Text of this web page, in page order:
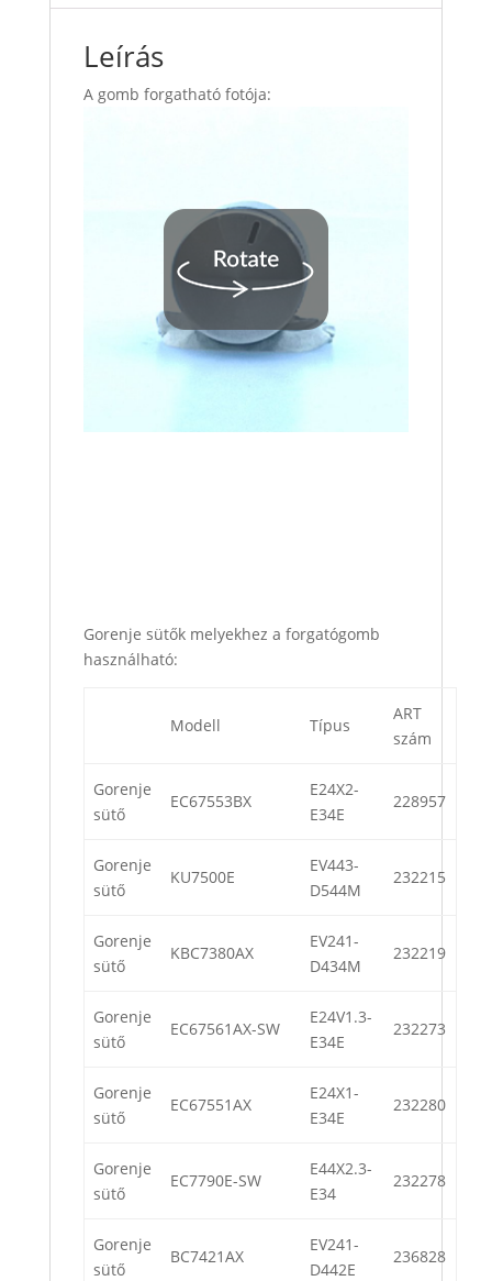
Leírás
A gomb forgatható fotója:
Gorenje sütők melyekhez a forgatógomb
használható:
Modell Típus
ART
szám
Gorenje
sütő
EC67553BX
E24X2-
E34E
228957
Gorenje
sütő
KU7500E
EV443-
D544M
232215
Gorenje
sütő
KBC7380AX
EV241-
D434M
232219
Gorenje
sütő
EC67561AX-SW
E24V1.3-
E34E
232273
Gorenje
sütő
EC67551AX
E24X1-
E34E
232280
Gorenje
sütő
EC7790E-SW
E44X2.3-
E34
232278
Gorenje
sütő
BC7421AX
EV241-
D442E
236828